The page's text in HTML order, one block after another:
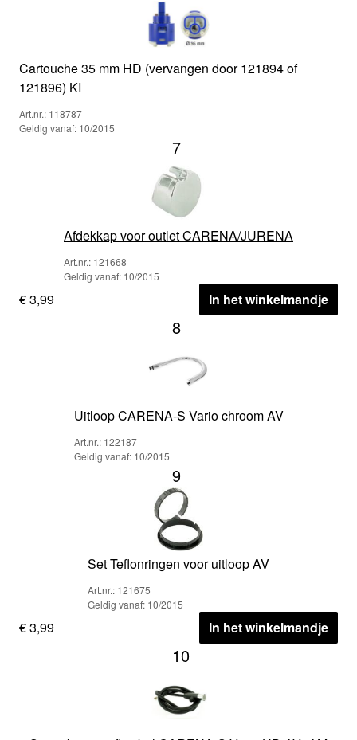
Cartouche 35 mm HD (vervangen door 121894 of
121896) KI
Art.nr.: 118787
Geldig vanaf: 10/2015
7
Afdekkap voor outlet CARENA/JURENA
Art.nr.: 121668
Geldig vanaf: 10/2015
€ 3,99 In het winkelmandje
8
Uitloop CARENA-S Vario chroom AV
Art.nr.: 122187
Geldig vanaf: 10/2015
9
Set Teflonringen voor uitloop AV
Art.nr.: 121675
Geldig vanaf: 10/2015
€ 3,99 In het winkelmandje
10